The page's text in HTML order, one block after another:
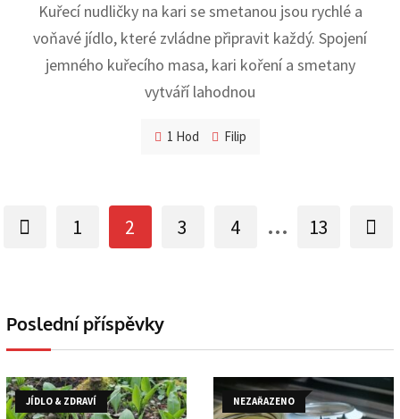
Kuřecí nudličky na kari se smetanou jsou rychlé a
voňavé jídlo, které zvládne připravit každý. Spojení
jemného kuřecího masa, kari koření a smetany
vytváří lahodnou
1 Hod Filip
1 2 3 4 ... 13
Poslední příspěvky
JÍDLO & ZDRAVÍ NEZAŘAZENO